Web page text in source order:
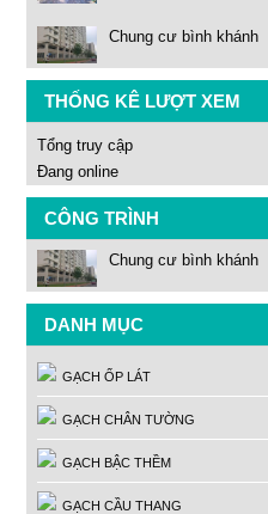
Chung cư bình khánh
THỐNG KÊ LƯỢT XEM
Tổng truy cập
Đang online
CÔNG TRÌNH
Chung cư bình khánh
DANH MỤC
GẠCH ỐP LÁT
GẠCH CHÂN TƯỜNG
GẠCH BẬC THỀM
GẠCH CẦU THANG